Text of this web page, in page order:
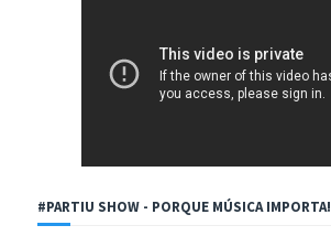
#PARTIU SHOW - PORQUE MÚSICA IMPORTA!